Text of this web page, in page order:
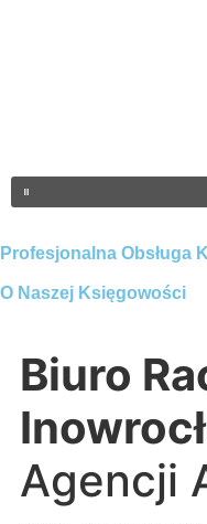
Profesjonalna Obsługa
O Naszej Księgowości
Biuro
Agencji